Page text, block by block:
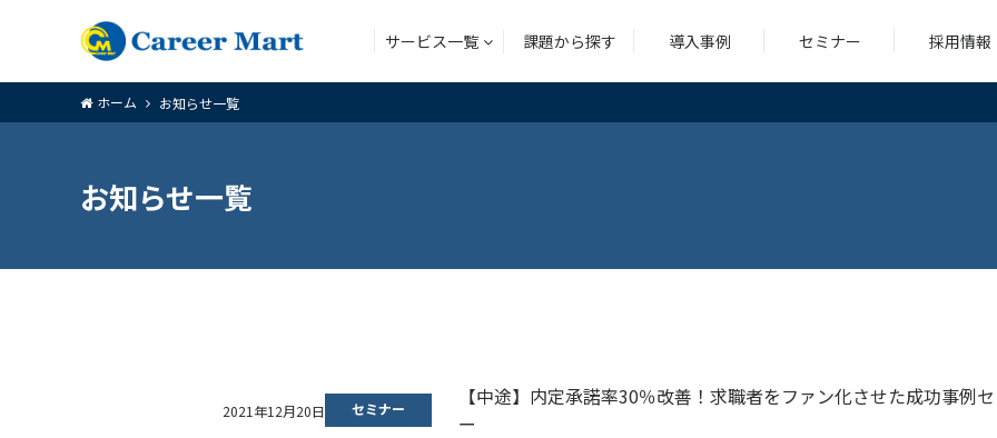
サービス一覧 課題から探す 導入事例 セミナー 採用情報
ホーム お知らせ一覧
お知らせ一覧
2021年12月20日 セミナー
【中途】内定承諾率30％改善！求職者をファン化させた成功事例
ー